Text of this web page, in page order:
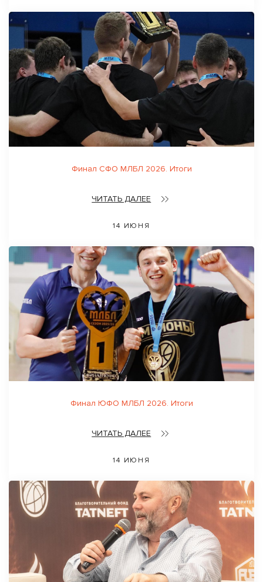
Финал СФО МЛБЛ 2026. Итоги
ЧИТАТЬ ДАЛЕЕ
14 ИЮНЯ
Финал ЮФО МЛБЛ 2026. Итоги
ЧИТАТЬ ДАЛЕЕ
14 ИЮНЯ